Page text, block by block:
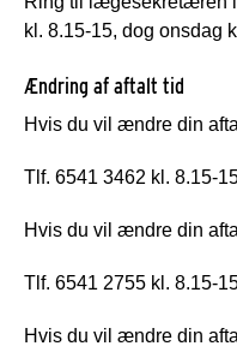
kl. 8.15-15, dog onsdag
Ændring af aftalt tid
Hvis du vil ændre din
Tlf. 6541 3462 kl. 8.15-
Hvis du vil ændre din
Tlf. 6541 2755 kl. 8.15-
Hvis du vil ændre din